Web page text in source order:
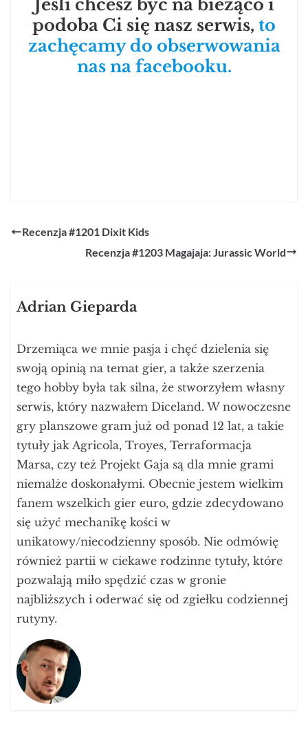
tego hobby była tak silna, że stworzyłem własny
serwis, który nazwałem Diceland. W nowoczesne
Marsa, czy też Projekt Gaja są dla mnie grami
fanem wszelkich gier euro, gdzie zdecydowano
się użyć mechanikę kości w
unikatowy/niecodzienny sposób. Nie odmówię
również partii w ciekawe rodzinne tytuły, które
pozwalają miło spędzić czas w gronie
najbliższych i oderwać się od zgiełku codziennej
rutyny.
Zobacz również:
Dodaj komentarz